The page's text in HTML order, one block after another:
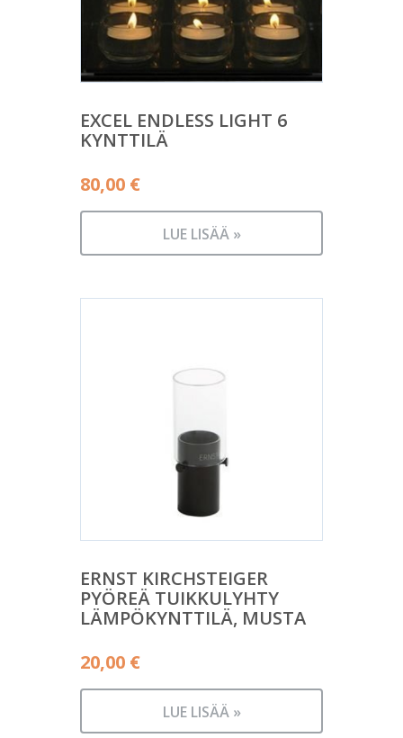
EXCEL ENDLESS LIGHT 6
KYNTTILÄ
80,00 €
LUE LISÄÄ »
ERNST KIRCHSTEIGER
PYÖREÄ TUIKKULYHTY
LÄMPÖKYNTTILÄ, MUSTA
20,00 €
LUE LISÄÄ »